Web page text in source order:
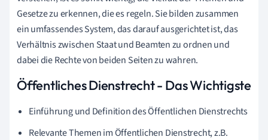
Gesetze zu erkennen, die es regeln. Sie bilden zusammen
ein umfassendes System, das darauf ausgerichtet ist, das
Verhältnis zwischen Staat und Beamten zu ordnen und
dabei die Rechte von beiden Seiten zu wahren.
Öffentliches Dienstrecht - Das Wichtigste
Einführung und Definition des Öffentlichen Dienstrechts
Relevante Themen im Öffentlichen Dienstrecht, z.B.